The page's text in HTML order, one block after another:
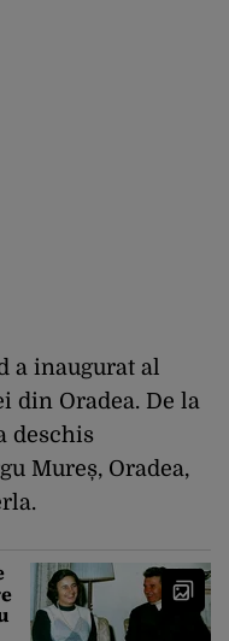
a inaugurat al
din Oradea. De la
deschis
Mureș, Oradea,